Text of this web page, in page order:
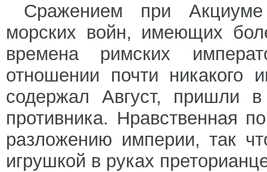
Сражением при Акциуме
морских войн, имеющих
времена римских
отношении почти никакого
содержал Август, пришли
противника. Нравственная
разложению империи, так
игрушкой в руках